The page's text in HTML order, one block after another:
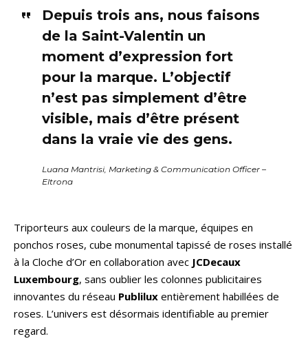
Depuis trois ans, nous faisons
de la Saint-Valentin un
moment d’expression fort
pour la marque. L’objectif
n’est pas simplement d’être
visible, mais d’être présent
dans la vraie vie des gens.
Luana Mantrisi, Marketing & Communication Officer –
Eltrona
Triporteurs aux couleurs de la marque, équipes en
ponchos roses, cube monumental tapissé de roses installé
à la Cloche d’Or en collaboration avec JCDecaux
Luxembourg, sans oublier les colonnes publicitaires
innovantes du réseau Publilux entièrement habillées de
roses. L’univers est désormais identifiable au premier
regard.